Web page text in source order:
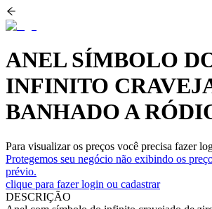
ANEL SÍMBOLO
INFINITO
BANHADO A
Para visualizar os preços você precisa fazer
Protegemos seu negócio não exibindo os
prévio.
clique para fazer login ou cadastrar
DESCRIÇÃO